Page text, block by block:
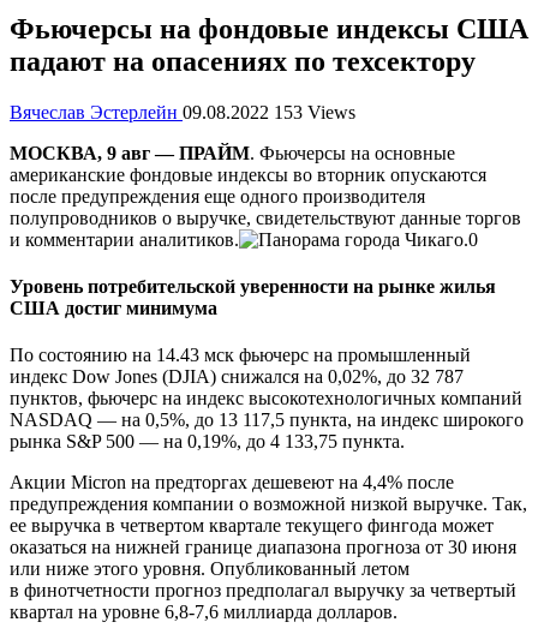
Фьючерсы на фондовые индексы США
падают на опасениях по техсектору
Вячеслав Эстерлейн 09.08.2022 153 Views
МОСКВА, 9 авг — ПРАЙМ. Фьючерсы на основные
американские фондовые индексы во вторник опускаются
после предупреждения еще одного производителя
полупроводников о выручке, свидетельствуют данные торгов
и комментарии аналитиков.
Уровень потребительской уверенности на рынке жилья
США достиг минимума
По состоянию на 14.43 мск фьючерс на промышленный
индекс Dow Jones (DJIA) снижался на 0,02%, до 32 787
пунктов, фьючерс на индекс высокотехнологичных компаний
NASDAQ — на 0,5%, до 13 117,5 пункта, на индекс широкого
рынка S&P 500 — на 0,19%, до 4 133,75 пункта.
Акции Micron на предторгах дешевеют на 4,4% после
предупреждения компании о возможной низкой выручке. Так,
ее выручка в четвертом квартале текущего фингода может
оказаться на нижней границе диапазона прогноза от 30 июня
или ниже этого уровня. Опубликованный летом
в финотчетности прогноз предполагал выручку за четвертый
квартал на уровне 6,8-7,6 миллиарда долларов.